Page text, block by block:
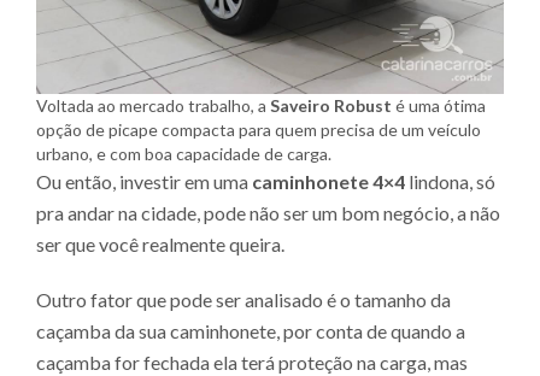
Voltada ao mercado trabalho, a Saveiro Robust é uma ótima
opção de picape compacta para quem precisa de um veículo
urbano, e com boa capacidade de carga.
Ou então, investir em uma caminhonete 4×4 lindona, só
pra andar na cidade, pode não ser um bom negócio, a não
ser que você realmente queira.
Outro fator que pode ser analisado é o tamanho da
caçamba da sua caminhonete, por conta de quando a
caçamba for fechada ela terá proteção na carga, mas